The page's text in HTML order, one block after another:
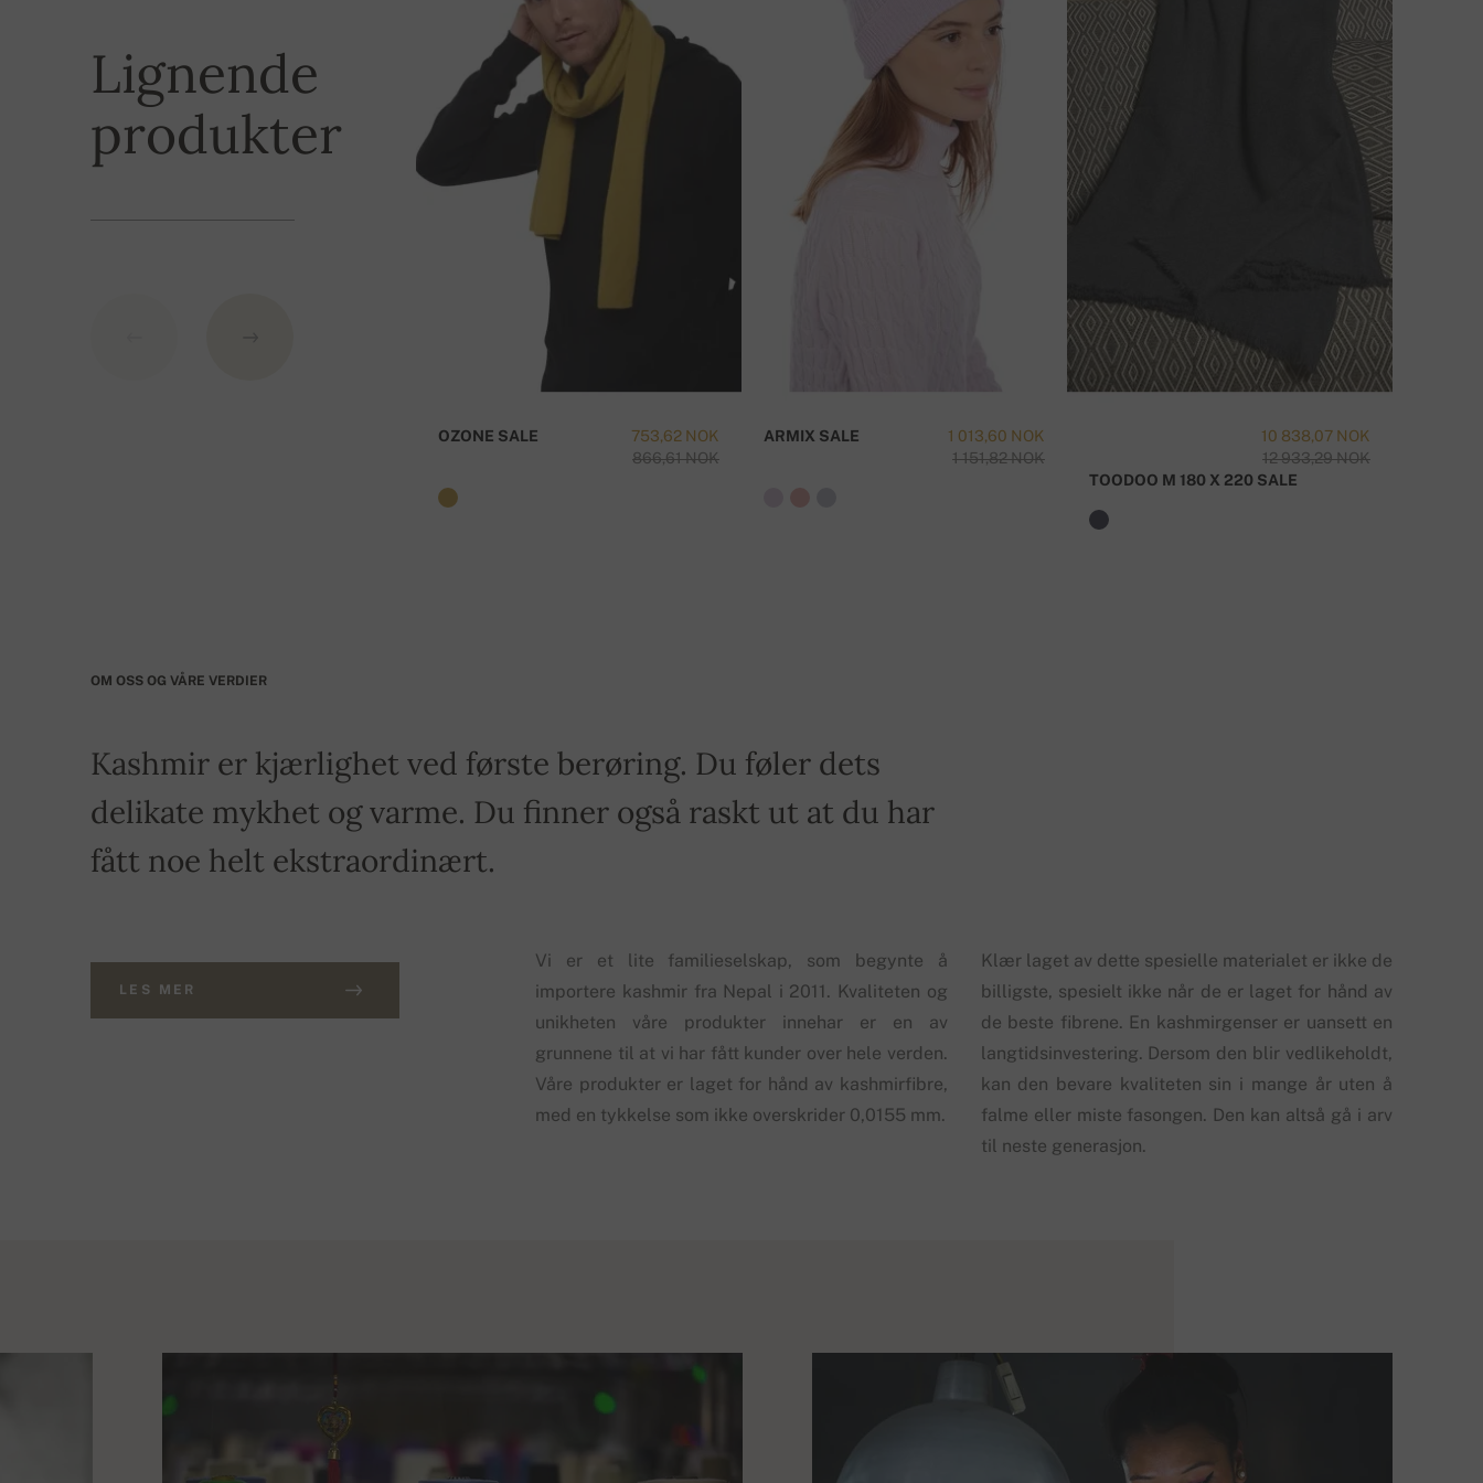
Produktet kan betales med bankkort i form av bankoverføring. Etter fullført bestilling kan du
betale med sikkerhetskode. For betaling med bankkort bruk disse detajlene:
IBAN: SK7109000000000233073526
KONTAKT OSS
Lignende
produkter
753,62 NOK
866,61 NOK
OZONE SALE
1 013,60 NOK
1 151,82 NOK
ARMIX SALE
10 838,07 NOK
12 933,29 NOK
TOODOO M 180 X 220 SALE
OM OSS OG VÅRE VERDIER
Kashmir er kjærlighet ved første berøring. Du føler dets
delikate mykhet og varme. Du finner også raskt ut at du har
fått noe helt ekstraordinært.
Vi er et lite familieselskap, som begynte å
importere kashmir fra Nepal i 2011. Kvaliteten og
unikheten våre produkter innehar er en av
grunnene til at vi har fått kunder over hele verden.
Våre produkter er laget for hånd av kashmirfibre,
med en tykkelse som ikke overskrider 0,0155 mm.
Klær laget av dette spesielle materialet er ikke de
billigste, spesielt ikke når de er laget for hånd av
de beste fibrene. En kashmirgenser er uansett en
langtidsinvestering. Dersom den blir vedlikeholdt,
kan den bevare kvaliteten sin i mange år uten å
falme eller miste fasongen. Den kan altså gå i arv
til neste generasjon.
LES MER